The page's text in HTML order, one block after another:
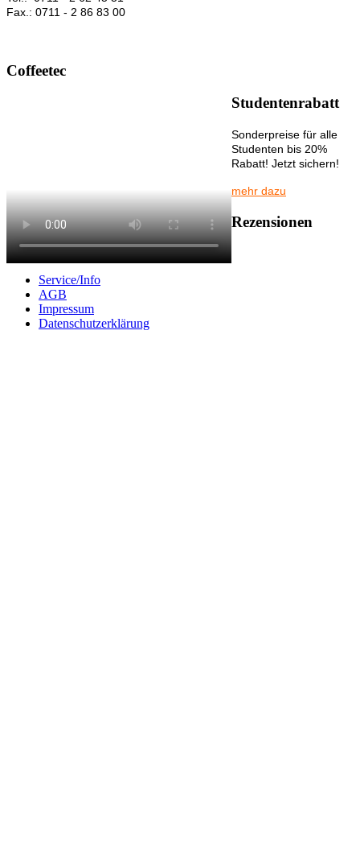
Fax.: 0711 - 2 86 83 00
Coffeetec
Studentenrabatt
Sonderpreise für alle
Studenten bis 20%
Rabatt! Jetzt sichern!
mehr dazu
Rezensionen
Service/Info
AGB
Impressum
Datenschutzerklärung